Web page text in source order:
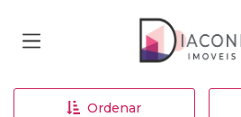
Página
Ordenar